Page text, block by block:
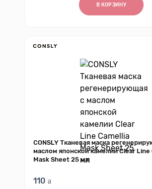
В КОРЗИНУ
CONSLY Тканевая маска
маслом японской камелии Clear Line
Mask Sheet 25 мл
110